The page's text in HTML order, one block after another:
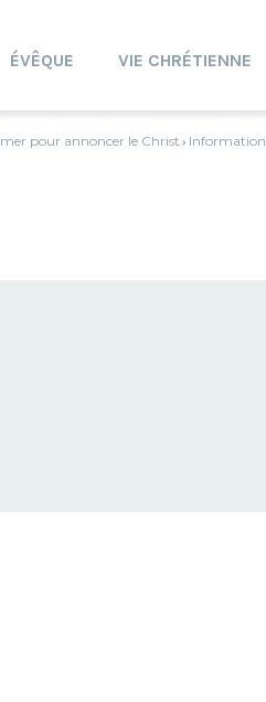
ÉVÊQUE VIE CHRÉTIENNE
pour annoncer le Christ ›